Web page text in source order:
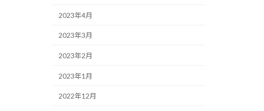
2023年4月
2023年3月
2023年2月
2023年1月
2022年12月